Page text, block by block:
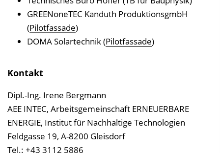
GREENoneTEC Kanduth ProduktionsgmbH
(Pilotfassade)
DOMA Solartechnik (Pilotfassade)
Kontakt
Dipl.-Ing. Irene Bergmann
AEE INTEC, Arbeitsgemeinschaft ERNEUERBARE
ENERGIE, Institut für Nachhaltige Technologien
Feldgasse 19, A-8200 Gleisdorf
Tel.: +43 3112 5886